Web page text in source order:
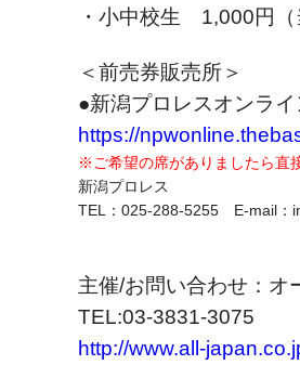
・小中校生 1,000円（
＜前売券販売所＞
●新潟プロレスオンラ
https://
※ご希望の席がありましたら直
新潟プロレス
TEL：025-288-5255 E-mail：
主催/お問い合わせ：オ
TEL:03-3831-3075
http://www.all-